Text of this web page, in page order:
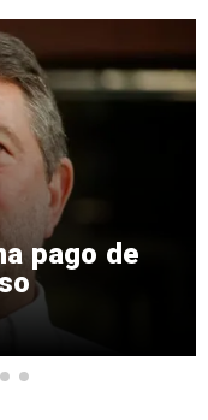
pago de